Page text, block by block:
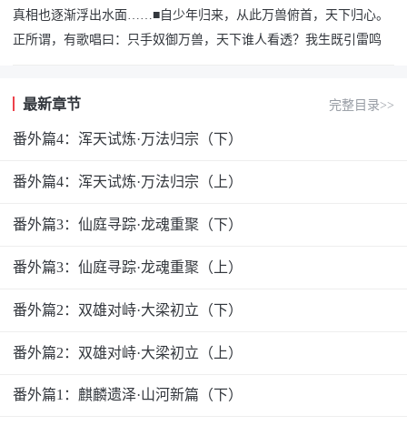
真相也逐渐浮出水面……■自少年归来，从此万兽俯首，天下归心。
正所谓，有歌唱曰：只手奴御万兽，天下谁人看透？我生既引雷鸣
最新章节 完整目录>>
番外篇4：浑天试炼·万法归宗（下）
番外篇4：浑天试炼·万法归宗（上）
番外篇3：仙庭寻踪·龙魂重聚（下）
番外篇3：仙庭寻踪·龙魂重聚（上）
番外篇2：双雄对峙·大梁初立（下）
番外篇2：双雄对峙·大梁初立（上）
番外篇1：麒麟遗泽·山河新篇（下）